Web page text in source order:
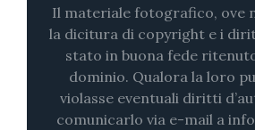
Il materiale fotografico, ove
la dicitura di copyright e i
stato in buona fede
dominio. Qualora la loro
violasse eventuali diritti
comunicarlo via e-mail a